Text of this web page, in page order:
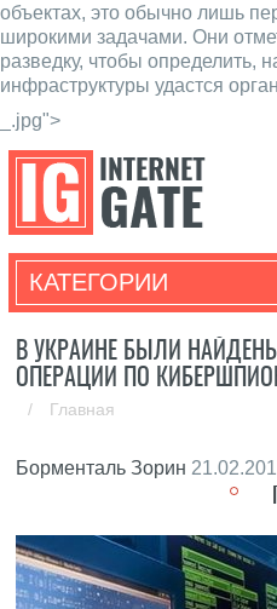
объектах, это обычно лишь
широкими задачами. Они
разведку, чтобы определить,
инфраструктуры удастся
_.jpg">
КАТЕГОРИИ
В УКРАИНЕ БЫЛИ
ОПЕРАЦИИ ПО
/
Главная
Борменталь Зорин